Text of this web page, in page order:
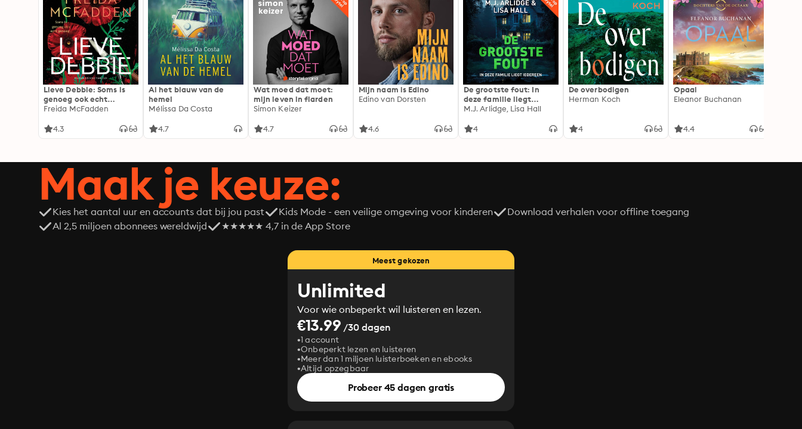
Lieve Debbie: Soms is
genoeg ook echt
genoeg...
Freida McFadden
4.3
Al het blauw van de
hemel
Mélissa Da Costa
4.7
Wat moed dat moet:
mijn leven in flarden
Simon Keizer
4.7
Mijn naam is Edino
Edino van Dorsten
4.6
De grootste fout: In
deze familie liegt
iedereen
M.J. Arlidge, Lisa Hall
4
De overbodigen
Herman Koch
4
Opaal
Eleanor Buchanan
4.4
Maak je keuze:
Kies het aantal uur en accounts dat bij jou past Kids Mode - een veilige omgeving voor kinderen
Download verhalen voor offline toegang
Al 2,5 miljoen abonnees wereldwijd
★★★★★ 4,7 in de App Store
Meest gekozen
Unlimited
Voor wie onbeperkt wil luisteren en lezen.
€13.99 /30 dagen
1 account
Onbeperkt lezen en luisteren
Meer dan 1 miljoen luisterboeken en ebooks
Altijd opzegbaar
Probeer 45 dagen gratis